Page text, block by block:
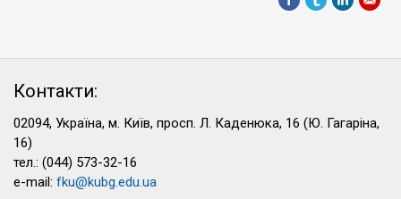
Контакти:
02094, Україна, м. Київ, просп. Л. Каденюка, 16 (Ю. Гагаріна,
16)
тел.: (044) 573-32-16
e-mail: fku@kubg.edu.ua